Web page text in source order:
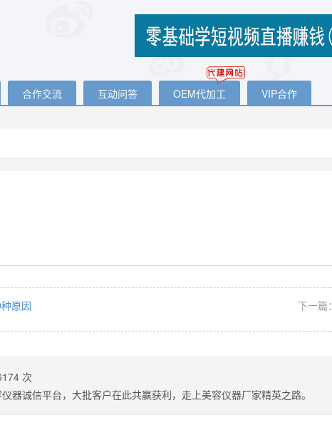
合作交流 互动问答 OEM代加工 VIP合作
原因 下一篇：
次
器诚信平台，大批客户在此共赢获利，走上美容仪器厂家精英之路。